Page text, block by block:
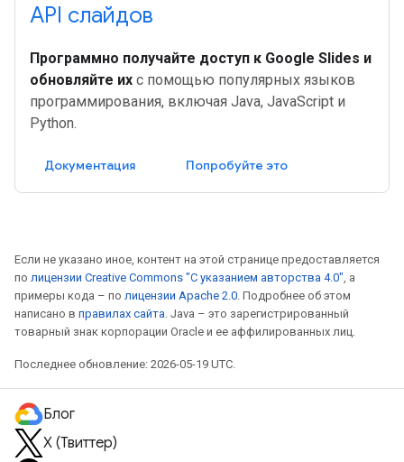
API слайдов
Программно получайте доступ к Google Slides и
обновляйте их с помощью популярных языков
программирования, включая Java, JavaScript и
Python.
Документация Попробуйте это
Если не указано иное, контент на этой странице предоставляется
по лицензии Creative Commons "С указанием авторства 4.0" , а
примеры кода – по лицензии Apache 2.0 . Подробнее об этом
написано в правилах сайта . Java – это зарегистрированный
товарный знак корпорации Oracle и ее аффилированных лиц.
Последнее обновление: 2026-05-19 UTC.
Блог
X (Твиттер)